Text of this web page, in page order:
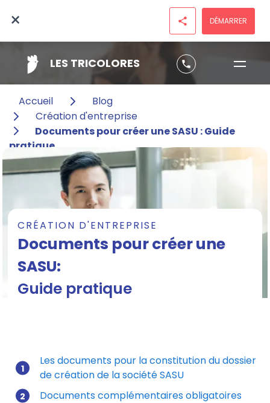
LES TRICOLORES phone
× share DÉMARRER
Accueil
Blog
Création d'entreprise
Documents pour créer une SASU : Guide
pratique
CRÉATION D'ENTREPRISE
Documents pour créer une
SASU:
Guide pratique
Mis à jour le 29/12/2025
Les documents pour la constitution du dossier
de création de la société SASU
Documents complémentaires obligatoires